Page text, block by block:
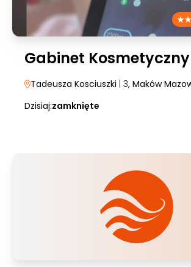
Gabinet Kosmetyczny
Tadeusza Kosciuszki | 3, Maków
Dzisiaj:zamknięte